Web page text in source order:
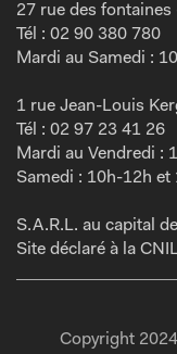
27 rue des fontaines
Tél : 02 90 380 780
Mardi au Samedi :
1 rue Jean-Louis
Tél : 02 97 23 41 26
Mardi au Vendredi :
Samedi : 10h-12h et
S.A.R.L. au capital
Site déclaré à la
Copyright